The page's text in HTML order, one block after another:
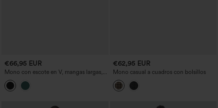
€66,95 EUR
Mono con escote en V, mangas largas,
detalles fruncidos y bolsillos - Easy
Peezy Edition
€62,95 EUR
Mono casual a cuadros con bolsillos